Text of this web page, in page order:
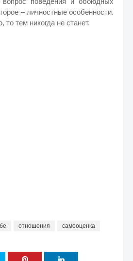
– личностные особенности.
то тем никогда не станет.
отношения
самооценка